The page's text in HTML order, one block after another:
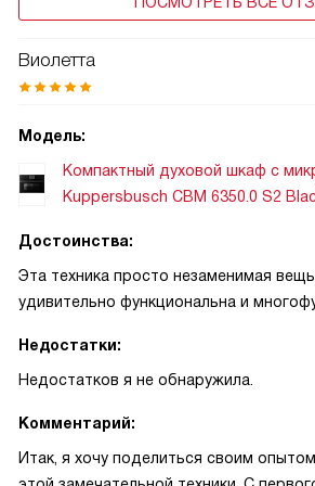
Виолетта
Модель:
Компактный духовой шкаф с
Kuppersbusch CBM 6350.0 S2
Достоинства:
Эта техника просто незаменимая
удивительно функциональна и
Недостатки:
Недостатков я не обнаружила.
Комментарий:
Итак, я хочу поделиться своим